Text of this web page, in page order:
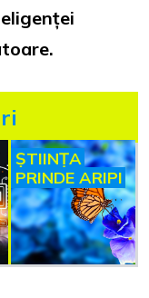
ȘTIINȚA
PRINDE ARIPI